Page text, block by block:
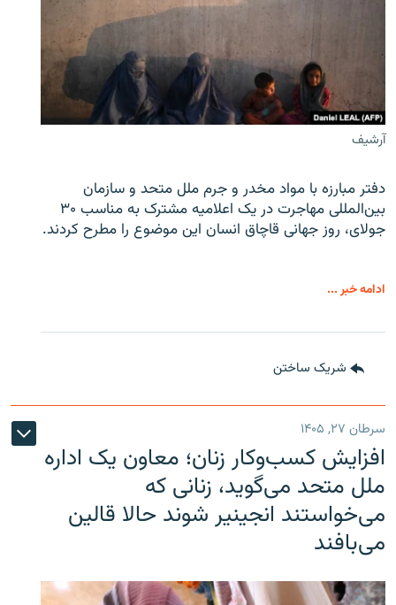
آرشیف
دفتر مبارزه با مواد مخدر و جرم ملل متحد و سازمان
بین‌المللی مهاجرت در یک اعلامیه مشترک به مناسب ۳۰
جولای، روز جهانی قاچاق انسان این موضوع را مطرح کردند.
ادامه خبر ...
شریک ساختن
سرطان ۲۷, ۱۴۰۵
افزایش کسب‌وکار زنان؛ معاون یک اداره
ملل متحد می‌گوید، زنانی که
می‌خواستند انجینیر شوند حالا قالین
می‌بافند